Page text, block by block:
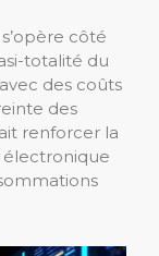
côté
totalité du
des coûts
des
renforcer la
électronique